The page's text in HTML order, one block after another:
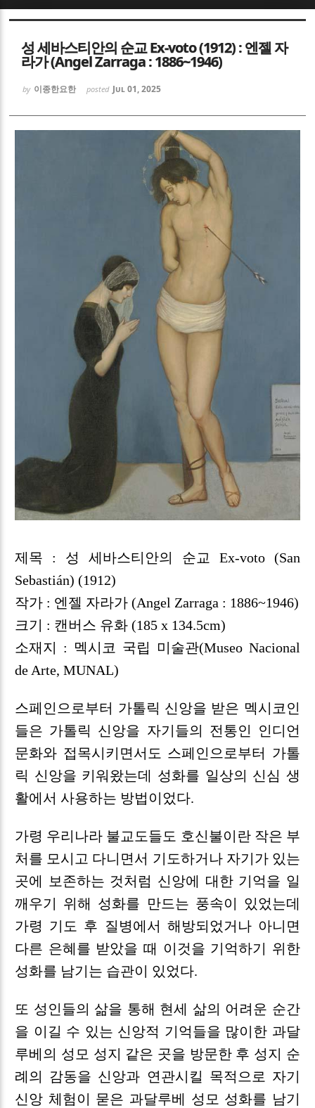
성 세바스티안의 순교 Ex‑voto (1912) : 엔젤 자
라가 (Angel Zarraga : 1886~1946)
by 이종한요한 posted Jul 01, 2025
제목 : 성 세바스티안의 순교 Ex‑voto (San
Sebastián) (1912)
작가 : 엔젤 자라가 (Angel Zarraga : 1886~1946)
크기 : 캔버스 유화 (185 x 134.5cm)
소재지 : 멕시코 국립 미술관(Museo Nacional
de Arte, MUNAL)
스페인으로부터 가톨릭 신앙을 받은 멕시코인
들은 가톨릭 신앙을 자기들의 전통인 인디언
문화와 접목시키면서도 스페인으로부터 가톨
릭 신앙을 키워왔는데 성화를 일상의 신심 생
활에서 사용하는 방법이었다.
가령 우리나라 불교도들도 호신불이란 작은 부
처를 모시고 다니면서 기도하거나 자기가 있는
곳에 보존하는 것처럼 신앙에 대한 기억을 일
깨우기 위해 성화를 만드는 풍속이 있었는데
가령 기도 후 질병에서 해방되었거나 아니면
다른 은혜를 받았을 때 이것을 기억하기 위한
성화를 남기는 습관이 있었다.
또 성인들의 삶을 통해 현세 삶의 어려운 순간
을 이길 수 있는 신앙적 기억들을 많이한 과달
루베의 성모 성지 같은 곳을 방문한 후 성지 순
례의 감동을 신앙과 연관시킬 목적으로 자기
신앙 체험이 묻은 과달루베 성모 성화를 남기
Sketchbook5, 스케치북5
Sketchbook5, 스케치북5
Sketchbook5, 스케치북5
Sketchbook5, 스케치북5